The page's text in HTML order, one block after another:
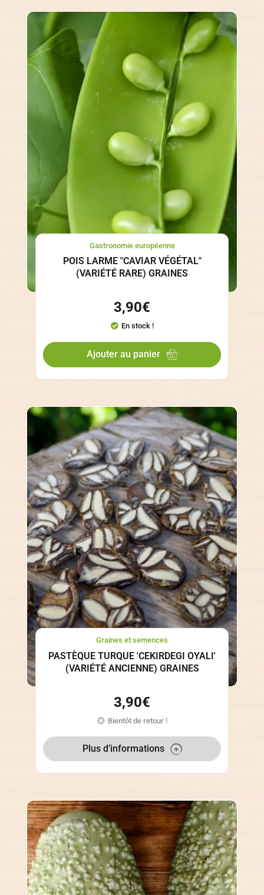
Gastronomie européenne
POIS LARME "CAVIAR VÉGÉTAL"
(VARIÉTÉ RARE) GRAINES
3,90€
En stock !
Ajouter au panier
Graines et semences
PASTÈQUE TURQUE 'CEKIRDEGI OYALI'
(VARIÉTÉ ANCIENNE) GRAINES
3,90€
Bientôt de retour !
Plus d’informations